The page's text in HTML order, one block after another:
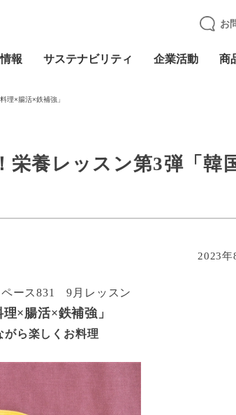
報 サステナビリティ 企業活動 商
お
理×腸活×鉄補強」
栄養レッスン第3弾「韓
2023
ース831 9月レッスン
×腸活×鉄補強」
がら楽しくお料理